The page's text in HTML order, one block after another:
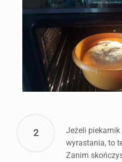
2
Jeżeli
wyrastania, to
Zanim